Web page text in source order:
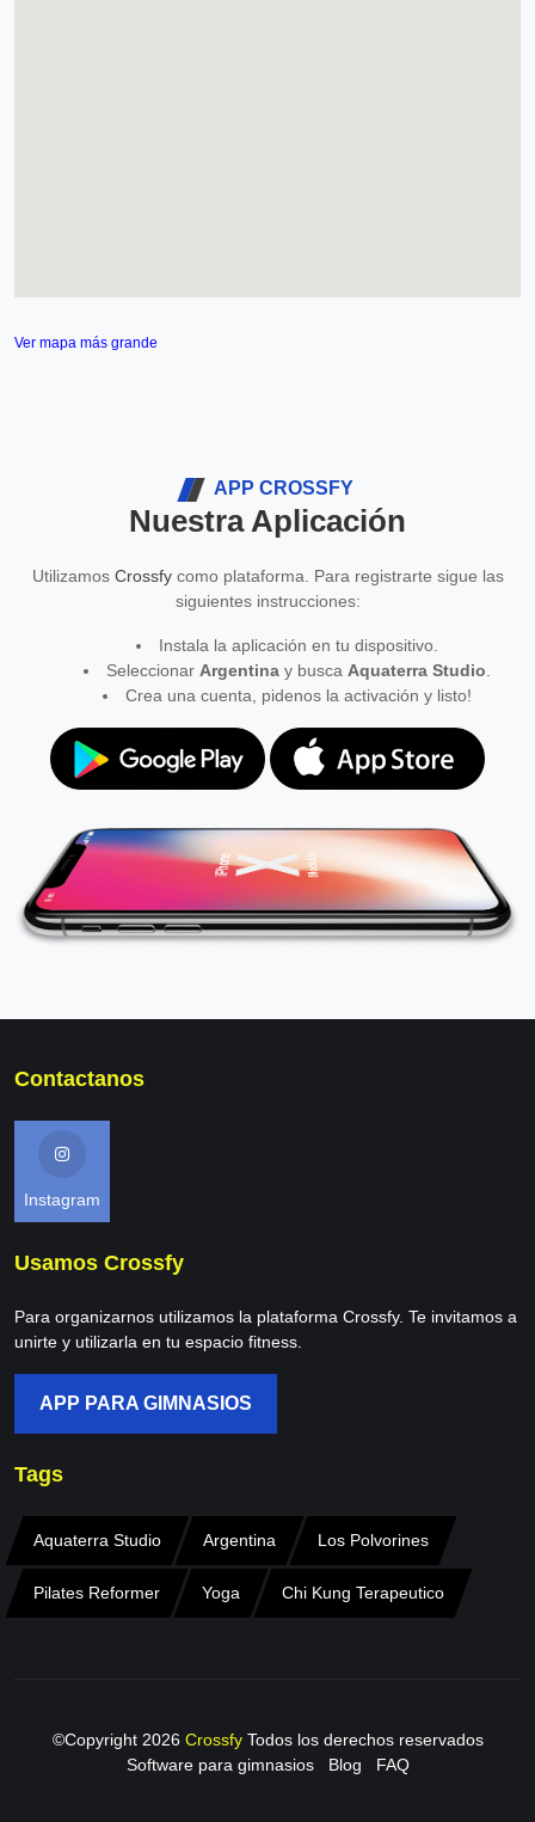
Ver mapa más grande
APP CROSSFY
Nuestra Aplicación
Utilizamos Crossfycomo plataforma. Para registrarte sigue las
siguientes instrucciones:
Instala la aplicación en tu dispositivo.
Seleccionar Argentinay busca Aquaterra Studio
Crea una cuenta, pidenos la activación y listo!
Contactanos
Instagram
Usamos Crossfy
Para organizarnos utilizamos la plataforma Crossfy. Te invitamos a
unirte y utilizarla en tu espacio fitness.
APP PARA GIMNASIOS
Tags
Aquaterra Studio Argentina Los Polvorines
Pilates Reformer Yoga Chi Kung Terapeutico
©Copyright 2026 Crossfy Todos los derechos reservados
Software para gimnasios
Blog FAQ